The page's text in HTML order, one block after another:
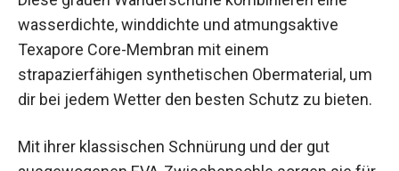
wasserdichte, winddichte und atmungsaktive
Texapore Core-Membran mit einem
strapazierfähigen synthetischen Obermaterial,
um dir bei jedem Wetter den besten Schutz zu
bieten.
Mit ihrer klassischen Schnürung und der gut